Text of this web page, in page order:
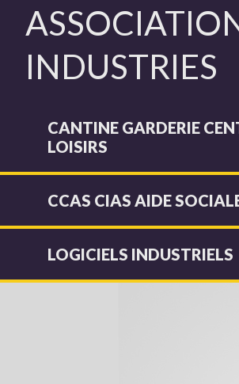
INDUSTRIES
CANTINE GARDERIE
LOISIRS
CCAS CIAS AIDE
LOGICIELS INDUSTRIELS